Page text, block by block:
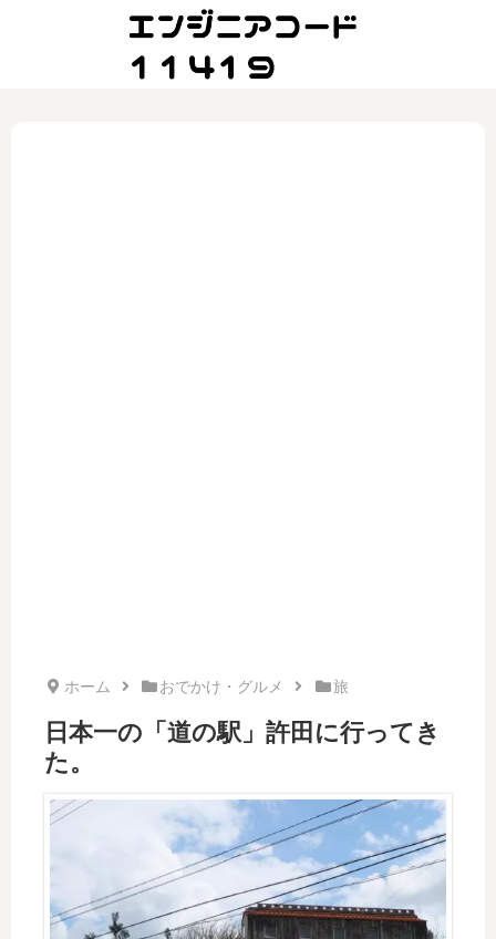
ホーム おでかけ・グルメ 旅
日本一の「道の駅」許田に行ってき
た。